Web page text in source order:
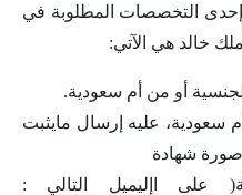
التخصصات المطلوبة في
خالد هي الآتي:
أو من أم سعودية.
سعودية، عليه إرسال مايثبت
صورة شهادة
على اإليميل التالي :